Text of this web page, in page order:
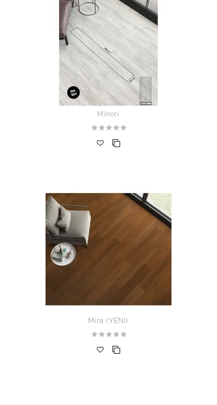
Minori
Mira (YENİ)